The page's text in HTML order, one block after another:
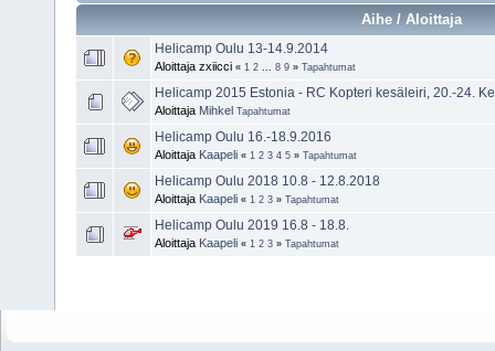
Aihe / Aloittaja
Helicamp Oulu 13-14.9.2014
Aloittaja zxiicci « 1 2 ... 8 9 » Tapahtumat
Helicamp 2015 Estonia - RC Kopteri kesäleiri, 20.-24.
Aloittaja Mihkel Tapahtumat
Helicamp Oulu 16.-18.9.2016
Aloittaja Kaapeli « 1 2 3 4 5 » Tapahtumat
Helicamp Oulu 2018 10.8 - 12.8.2018
Aloittaja Kaapeli « 1 2 3 » Tapahtumat
Helicamp Oulu 2019 16.8 - 18.8.
Aloittaja Kaapeli « 1 2 3 » Tapahtumat